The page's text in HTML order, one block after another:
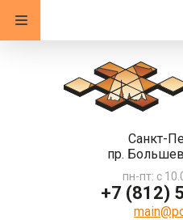
Санкт-
пр.
пн-пт: с
+7 (812)